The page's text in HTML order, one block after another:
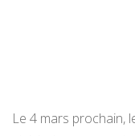
Le 4 mars prochain,